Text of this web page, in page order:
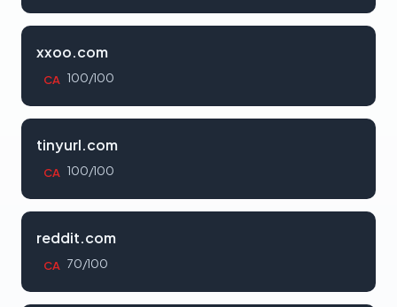
xxoo.com
CA 100/100
tinyurl.com
CA 100/100
reddit.com
CA 70/100